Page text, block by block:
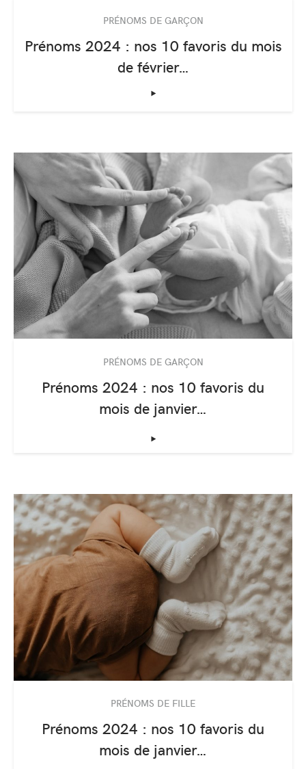
PRÉNOMS DE GARÇON
Prénoms 2024 : nos 10 favoris du mois
de février…
‣
PRÉNOMS DE GARÇON
Prénoms 2024 : nos 10 favoris du
mois de janvier…
‣
PRÉNOMS DE FILLE
Prénoms 2024 : nos 10 favoris du
mois de janvier…